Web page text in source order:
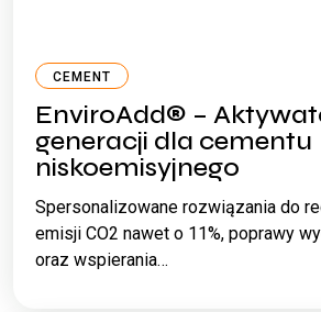
CEMENT
EnviroAdd® –
generacji dla cementu
niskoemisyjnego
Spersonalizowane rozwiązania do
emisji CO2 nawet o 11%, poprawy
oraz wspierania…